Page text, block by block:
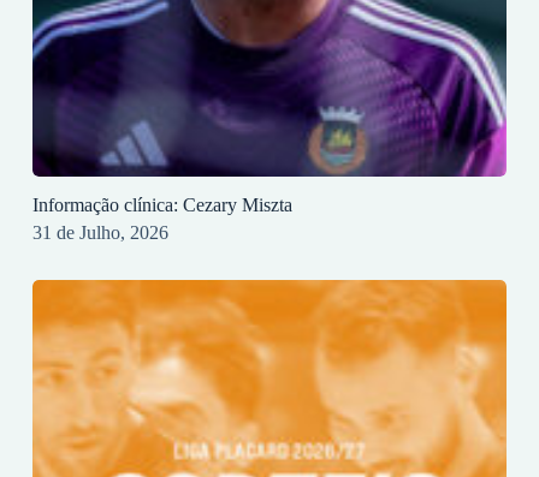
Informação clínica: Cezary Miszta
31 de Julho, 2026